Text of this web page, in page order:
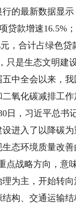
最新数据显示
贷款增速16.5%
，合计占绿色
是生态文明建
全会以来，我
氧化碳减排工
，习近平总书记
进入了以降碳
态环境质量改善
战略方向，意味
为主，开始转
构、交通运输